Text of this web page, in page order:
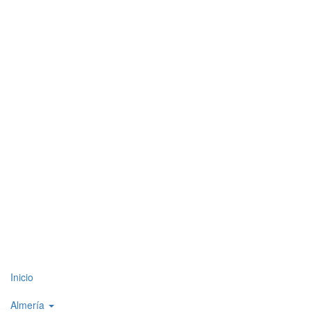
Top
level
Inicio
Almería